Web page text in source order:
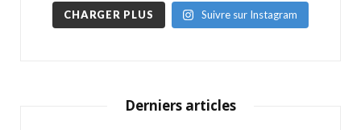
CHARGER PLUS Suivre sur Instagram
Derniers articles